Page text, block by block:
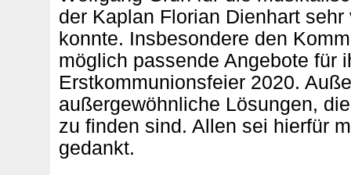
der Kaplan Florian Dienhart
konnte. Insbesondere den
möglich passende Angebote für
Erstkommunionsfeier 2020.
außergewöhnliche Lösungen,
zu finden sind. Allen sei hierfür
gedankt.